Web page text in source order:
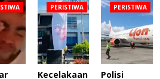
PERISTIWA
Kecelakaan
PERISTIWA
Polisi